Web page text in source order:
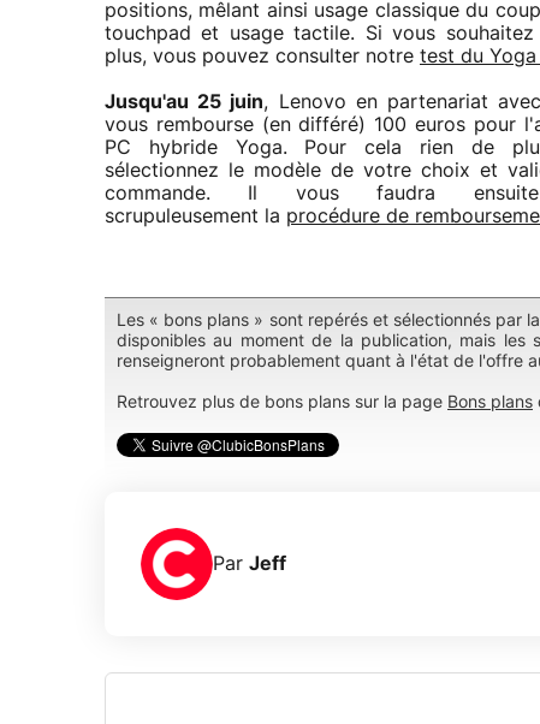
positions, mêlant ainsi usage classique du
touchpad et usage tactile. Si vous souhaitez
plus, vous pouvez consulter notre test du Yoga
Jusqu'au 25 juin, Lenovo en partenariat
vous rembourse (en différé) 100 euros pour
PC hybride Yoga. Pour cela rien de
sélectionnez le modèle de votre choix et
commande. Il vous faudra
scrupuleusement la procédure de
Les « bons plans » sont repérés et sélectionnés par
disponibles au moment de la publication, mais les
renseigneront probablement quant à l'état de l'offre
Retrouvez plus de bons plans sur la page Bons plans
Par Jeff